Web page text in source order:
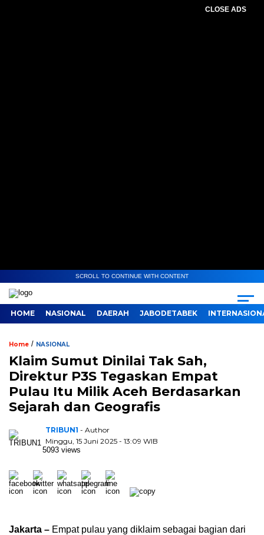
CLOSE ADS
SCROLL TO CONTINUE WITH CONTENT
HOME NASIONAL DAERAH JABODETABEK
Home / NASIONAL
Klaim Sumut Dinilai Tak Sah,
Direktur P3S Tegaskan Empat
Pulau Itu Milik Aceh Berdasarkan
Sejarah dan Geografis
TRIBUN1 - Author
Minggu, 15 Juni 2025 - 13:09 WIB
5093 views
Jakarta – Empat pulau yang diklaim sebagai bagian dari